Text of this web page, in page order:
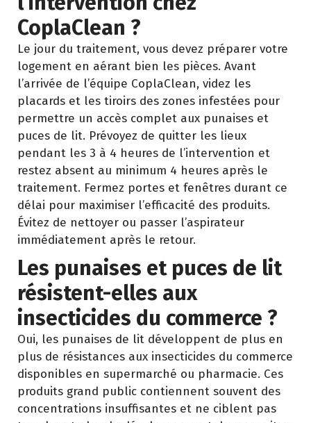
CoplaClean ?
Le jour du traitement, vous devez préparer votre
logement en aérant bien les pièces. Avant
l’arrivée de l’équipe CoplaClean, videz les
placards et les tiroirs des zones infestées pour
permettre un accès complet aux punaises et
puces de lit. Prévoyez de quitter les lieux
pendant les 3 à 4 heures de l’intervention et
restez absent au minimum 4 heures après le
traitement. Fermez portes et fenêtres durant ce
délai pour maximiser l’efficacité des produits.
Évitez de nettoyer ou passer l’aspirateur
immédiatement après le retour.
Les punaises et puces de lit
résistent-elles aux
insecticides du commerce ?
Oui, les punaises de lit développent de plus en
plus de résistances aux insecticides du commerce
disponibles en supermarché ou pharmacie. Ces
produits grand public contiennent souvent des
concentrations insuffisantes et ne ciblent pas